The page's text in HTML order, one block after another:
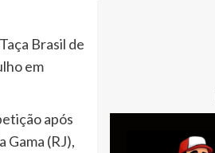
Brasil de
em
após
Gama (RJ),